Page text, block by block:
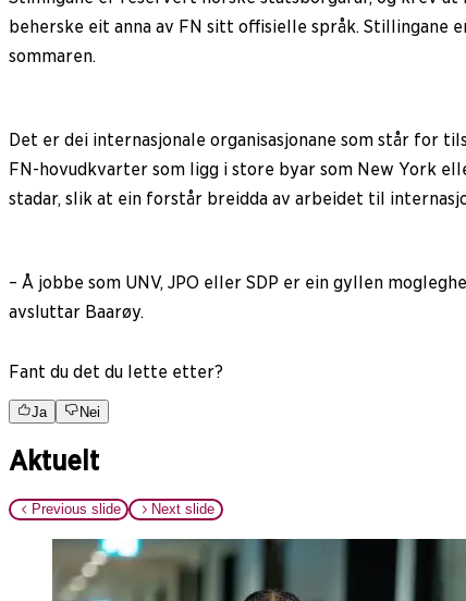
beherske eit anna av FN sitt offisielle språk.
sommaren.
Det er dei internasjonale organisasjonane som står for
FN-hovudkvarter som ligg i store byar som New York
stadar, slik at ein forstår breidda av arbeidet til
– Å jobbe som UNV, JPO eller SDP er ein gyllen
avsluttar Baarøy.
Fant du det du lette etter?
Ja Nei
Aktuelt
Previous slide Next slide